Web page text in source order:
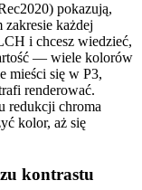
pokazują,
każdej
i chcesz wiedzieć,
— wiele kolorów
mieści się w P3,
renderować.
redukcji chroma
kolor, aż się
kontrastu